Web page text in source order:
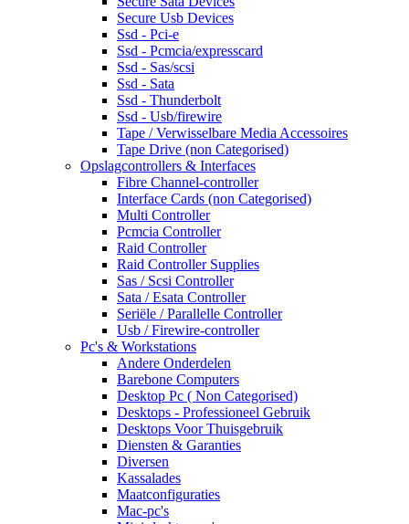
Secure Usb Devices
Ssd - Pci-e
Ssd - Pcmcia/expresscard
Ssd - Sas/scsi
Ssd - Sata
Ssd - Thunderbolt
Ssd - Usb/firewire
Tape / Verwisselbare Media Accessoires
Tape Drive (non Categorised)
Opslagcontrollers & Interfaces
Fibre Channel-controller
Interface Cards (non Categorised)
Multi Controller
Pcmcia Controller
Raid Controller
Raid Controller Supplies
Sas / Scsi Controller
Sata / Esata Controller
Seriële / Parallelle Controller
Usb / Firewire-controller
Pc's & Workstations
Andere Onderdelen
Barebone Computers
Desktop Pc ( Non Categorised)
Desktops - Professioneel Gebruik
Desktops Voor Thuisgebruik
Diensten & Garanties
Diversen
Kassalades
Maatconfiguraties
Mac-pc's